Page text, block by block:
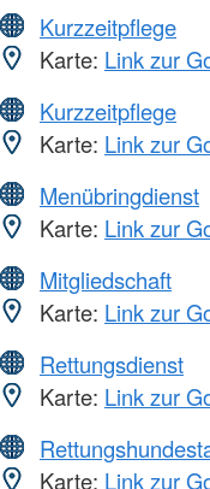
Kurzzeitpflege
Karte: Link zur
Kurzzeitpflege
Karte: Link zur
Menübringdienst
Karte: Link zur
Mitgliedschaft
Karte: Link zur
Rettungsdienst
Karte: Link zur
Karte: Link zur